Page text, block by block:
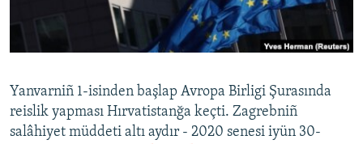
Русский
Українською
QOŞULIÑIZ!
Yanvarniñ 1-isinden başlap Avropa Birligi Şurasında
reislik yapması Hırvatistanğa keçti. Zagrebniñ
salâhiyet müddeti altı aydır - 2020 senesi iyün 30-